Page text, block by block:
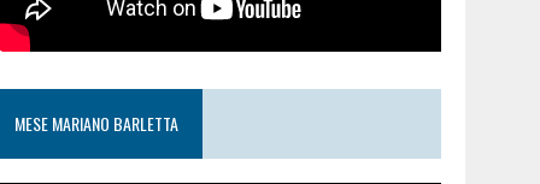
MESE MARIANO BARLETTA